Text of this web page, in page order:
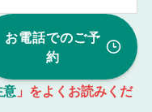
お電話でのご予
約
意」をよくお読みくだ